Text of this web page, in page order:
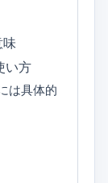
味
い方
は具体的